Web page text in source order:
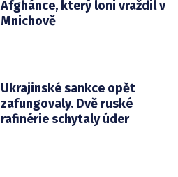
Afghánce, který loni vraždil v
Mnichově
Ukrajinské sankce opět
zafungovaly. Dvě ruské
rafinérie schytaly úder